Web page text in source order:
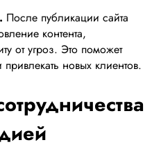
После публикации сайта
контента,
от угроз. Это поможет
новых клиентов.